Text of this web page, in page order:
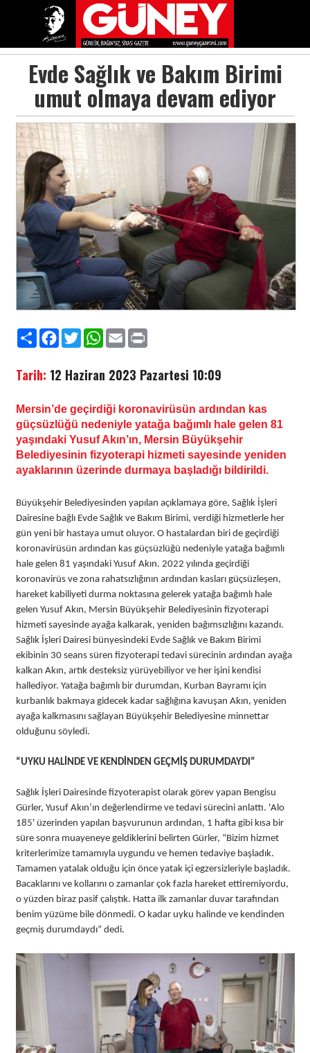
Evde Sağlık ve Bakım Birimi
umut olmaya devam ediyor
PaylaşFacebook
TwitterWhatsApp
EmailPrint
Tarih: 12 Haziran 2023 Pazartesi 10:09
Mersin’de geçirdiği koronavirüsün ardından kas
güçsüzlüğü nedeniyle yatağa bağımlı hale gelen 81
yaşındaki Yusuf Akın’ın, Mersin Büyükşehir
Belediyesinin fizyoterapi hizmeti sayesinde yeniden
ayaklarının üzerinde durmaya başladığı bildirildi.
Büyükşehir Belediyesinden yapılan açıklamaya göre, Sağlık İşleri
Dairesine bağlı Evde Sağlık ve Bakım Birimi, verdiği hizmetlerle her
gün yeni bir hastaya umut oluyor. O hastalardan biri de geçirdiği
koronavirüsün ardından kas güçsüzlüğü nedeniyle yatağa bağımlı
hale gelen 81 yaşındaki Yusuf Akın. 2022 yılında geçirdiği
koronavirüs ve zona rahatsızlığının ardından kasları güçsüzleşen,
hareket kabiliyeti durma noktasına gelerek yatağa bağımlı hale
gelen Yusuf Akın, Mersin Büyükşehir Belediyesinin fizyoterapi
hizmeti sayesinde ayağa kalkarak, yeniden bağımsızlığını kazandı.
Sağlık İşleri Dairesi bünyesindeki Evde Sağlık ve Bakım Birimi
ekibinin 30 seans süren fizyoterapi tedavi sürecinin ardından ayağa
kalkan Akın, artık desteksiz yürüyebiliyor ve her işini kendisi
hallediyor. Yatağa bağımlı bir durumdan, Kurban Bayramı için
kurbanlık bakmaya gidecek kadar sağlığına kavuşan Akın, yeniden
ayağa kalkmasını sağlayan Büyükşehir Belediyesine minnettar
olduğunu söyledi.
“UYKU HALİNDE VE KENDİNDEN GEÇMİŞ DURUMDAYDI”
Sağlık İşleri Dairesinde fizyoterapist olarak görev yapan Bengisu
Gürler, Yusuf Akın’ın değerlendirme ve tedavi sürecini anlattı. 'Alo
185' üzerinden yapılan başvurunun ardından, 1 hafta gibi kısa bir
süre sonra muayeneye geldiklerini belirten Gürler, “Bizim hizmet
kriterlerimize tamamıyla uygundu ve hemen tedaviye başladık.
Tamamen yatalak olduğu için önce yatak içi egzersizleriyle başladık.
Bacaklarını ve kollarını o zamanlar çok fazla hareket ettiremiyordu,
o yüzden biraz pasif çalıştık. Hatta ilk zamanlar duvar tarafından
benim yüzüme bile dönmedi. O kadar uyku halinde ve kendinden
geçmiş durumdaydı” dedi.